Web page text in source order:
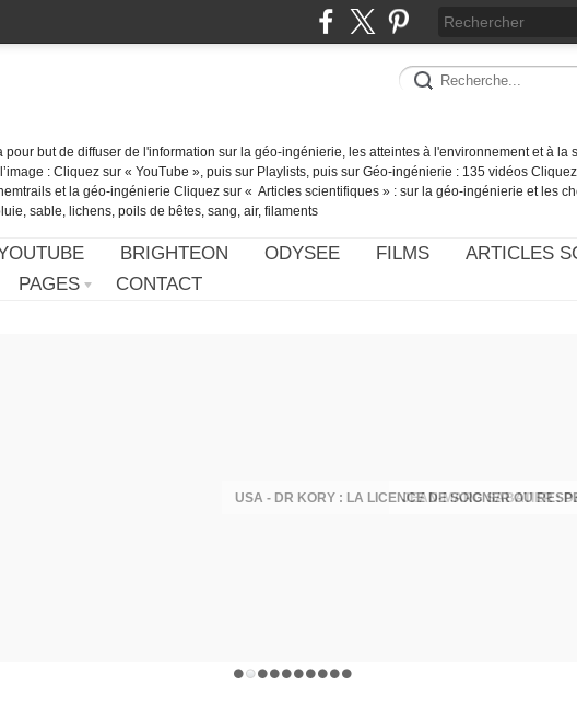
pour but de diffuser de l'information sur la géo-ingénierie, les atteintes à l'environnement et à la
: Cliquez sur « YouTube », puis sur Playlists, puis sur Géo-ingénierie : 135 vidéos
et la géo-ingénierie Cliquez sur « Articles scientifiques » : sur la géo-ingénierie et les
sable, lichens, poils de bêtes, sang, air, filaments
BRIGHTEON ODYSEE FILMS
ARTICLES
PAGES CONTACT